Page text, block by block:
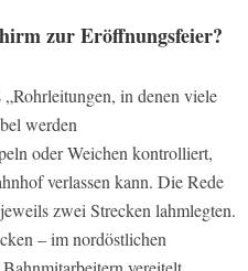
zur Eröffnungsfeier?
in denen viele
werden
oder Weichen kontrolliert,
verlassen kann. Die Rede
zwei Strecken lahmlegten.
– im nordöstlichen